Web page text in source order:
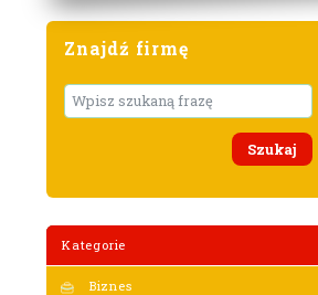
Znajdź firmę
Kategorie
Biznes